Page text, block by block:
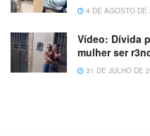
4 DE AGOSTO DE
Vídeo: Dívida
mulher ser
31 DE JULHO DE